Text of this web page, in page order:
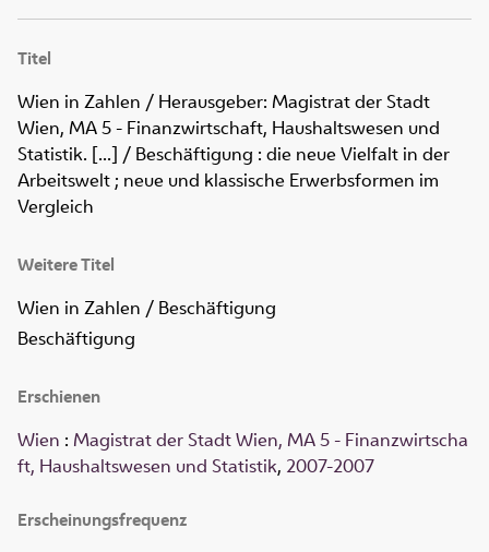
Titel
Wien in Zahlen / Herausgeber: Magistrat der Stadt
Wien, MA 5 - Finanzwirtschaft, Haushaltswesen und
Statistik. [...] / Beschäftigung : die neue Vielfalt in der
Arbeitswelt ; neue und klassische Erwerbsformen im
Vergleich
Weitere Titel
Wien in Zahlen / Beschäftigung
Beschäftigung
Erschienen
Wien : Magistrat der Stadt Wien, MA 5 - Finanzwirtscha
ft, Haushaltswesen und Statistik, 2007-2007
Erscheinungsfrequenz